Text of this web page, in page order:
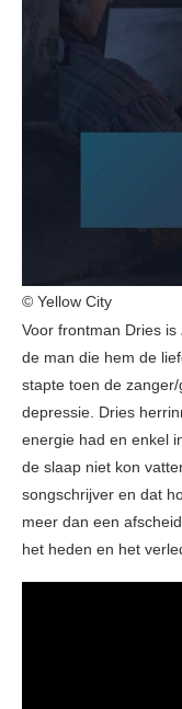
© Yellow City
Voor frontman Dries is
de man die hem de
stapte toen de
depressie. Dries
energie had en enkel
de slaap niet kon
songschrijver en dat
meer dan een
het heden en het